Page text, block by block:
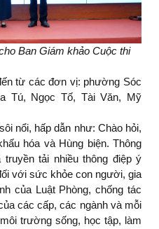
Ban Giám khảo Cuộc thi
từ các đơn vị: phường Sóc
Tú, Ngọc Tố, Tài Văn, Mỹ
nổi, hấp dẫn như: Chào hỏi,
hóa và Hùng biện. Thông
tải nhiều thông điệp ý
với sức khỏe con người, gia
của Luật Phòng, chống tác
các cấp, các ngành và mỗi
trường sống, học tập, làm